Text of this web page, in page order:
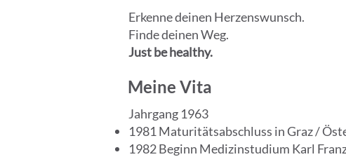
Erkenne deinen Herzenswunsch.
Finde deinen Weg.
Just be healthy.
Meine Vita
Jahrgang 1963
1981 Maturitätsabschluss in Graz /
1982 Beginn Medizinstudium Karl